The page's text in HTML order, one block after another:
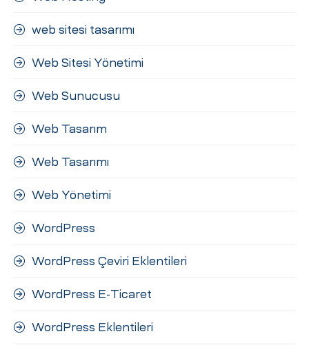
web sitesi tasarımı
Web Sitesi Yönetimi
Web Sunucusu
Web Tasarım
Web Tasarımı
Web Yönetimi
WordPress
WordPress Çeviri Eklentileri
WordPress E-Ticaret
WordPress Eklentileri